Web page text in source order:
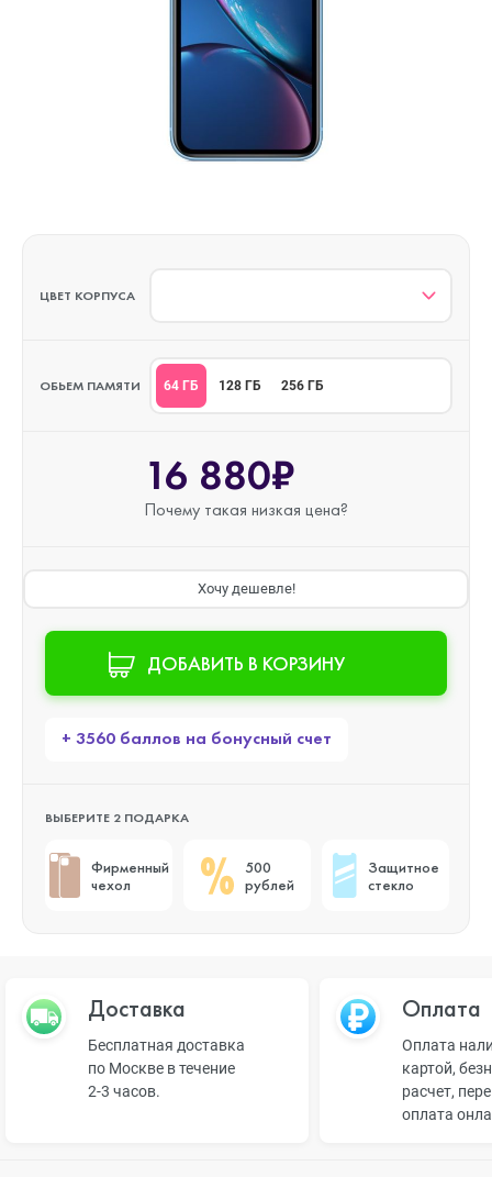
ЦВЕТ КОРПУСА
ОБЬЕМ ПАМЯТИ 64 ГБ 128 ГБ 256 ГБ
16 880₽
Почему такая низкая цена?
Хочу дешевле!
ДОБАВИТЬ В КОРЗИНУ
+ 3560 баллов на бонусный счет
ВЫБЕРИТЕ 2 ПОДАРКА
Фирменный
чехол
500
рублей
Защитное
стекло
Доставка
Бесплатная доставка
по Москве в течение
2-3 часов.
Оплата
Оплата
картой,
расчет,
оплата